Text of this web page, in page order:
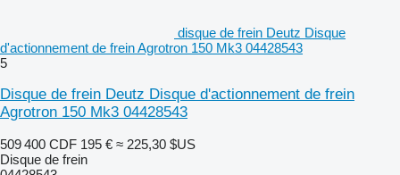
disque de frein Deutz Disque
d'actionnement de frein Agrotron 150 Mk3 04428543
5
Disque de frein Deutz Disque d'actionnement de frein
Agrotron 150 Mk3 04428543
509 400 CDF 195 € ≈ 225,30 $US
Disque de frein